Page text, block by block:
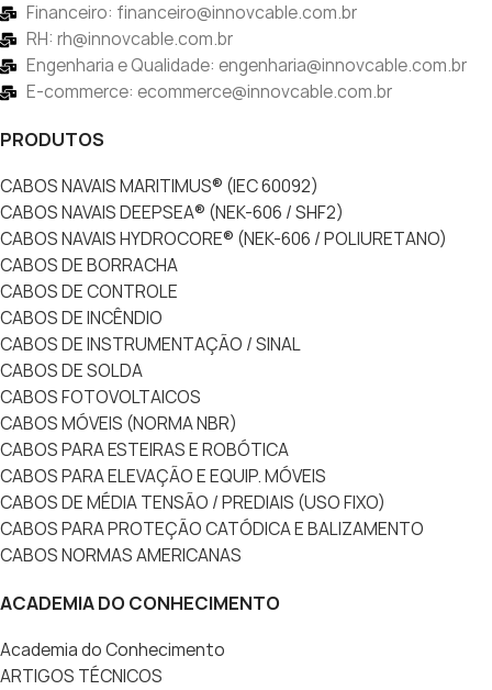
Financeiro: financeiro@innovcable.com.br
RH: rh@innovcable.com.br
Engenharia e Qualidade: engenharia@innovcable.com.br
E-commerce: ecommerce@innovcable.com.br
PRODUTOS
CABOS NAVAIS MARITIMUS® (IEC 60092)
CABOS NAVAIS DEEPSEA® (NEK-606 / SHF2)
CABOS NAVAIS HYDROCORE® (NEK-606 / POLIURETANO)
CABOS DE BORRACHA
CABOS DE CONTROLE
CABOS DE INCÊNDIO
CABOS DE INSTRUMENTAÇÃO / SINAL
CABOS DE SOLDA
CABOS FOTOVOLTAICOS
CABOS MÓVEIS (NORMA NBR)
CABOS PARA ESTEIRAS E ROBÓTICA
CABOS PARA ELEVAÇÃO E EQUIP. MÓVEIS
CABOS DE MÉDIA TENSÃO / PREDIAIS (USO FIXO)
CABOS PARA PROTEÇÃO CATÓDICA E BALIZAMENTO
CABOS NORMAS AMERICANAS
ACADEMIA DO CONHECIMENTO
Academia do Conhecimento
ARTIGOS TÉCNICOS